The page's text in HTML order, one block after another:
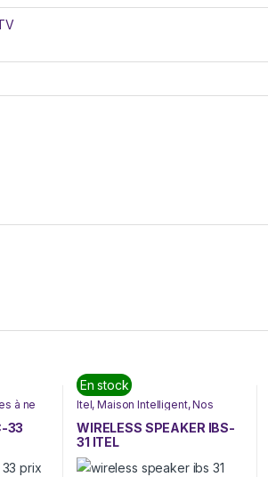
à ne
33
En stock
Itel,Maison Intelligent,Nos
Offres à ne pas rater
WIRELESS SPEAKER IBS-
31 ITEL